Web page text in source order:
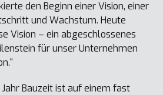
den Beginn einer Vision, einer
und Wachstum. Heute
Vision – ein abgeschlossenes
für unser Unternehmen
Bauzeit ist auf einem fast